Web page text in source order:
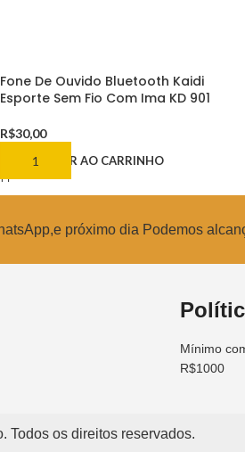
Fone De Ouvido Bluetooth Kaidi
Esporte Sem Fio Com Ima KD 901
R$30,00
ADICIONAR AO CARRINHO
próximo dia Podemos
Mínimo
R$1000
Todos os direitos reservados.